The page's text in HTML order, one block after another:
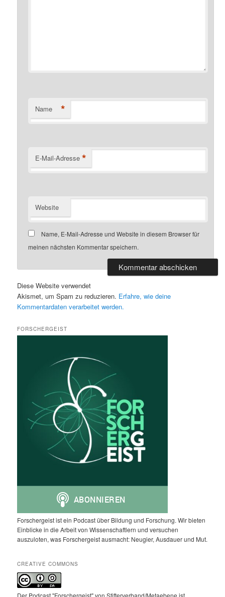
Name *
E-Mail-Adresse *
Website
Name, E-Mail-Adresse und Website in diesem Browser für
meinen nächsten Kommentar speichern.
Diese Website verwendet
Akismet, um Spam zu reduzieren. Erfahre, wie deine
Kommentardaten verarbeitet werden.
FORSCHERGEIST
Forschergeist ist ein Podcast über Bildung und Forschung. Wir bieten
Einblicke in die Arbeit von Wissenschaftlern und versuchen
auszuloten, was Forschergeist ausmacht: Neugier, Ausdauer und Mut.
CREATIVE COMMONS